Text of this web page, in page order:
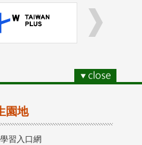
園地
習入口網